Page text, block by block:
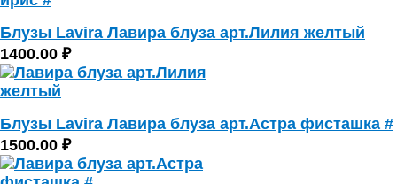
Блузы Lavira Лавира блуза арт.Лилия желтый
1400.00 ₽
Блузы Lavira Лавира блуза арт.Астра фисташка #
1500.00 ₽